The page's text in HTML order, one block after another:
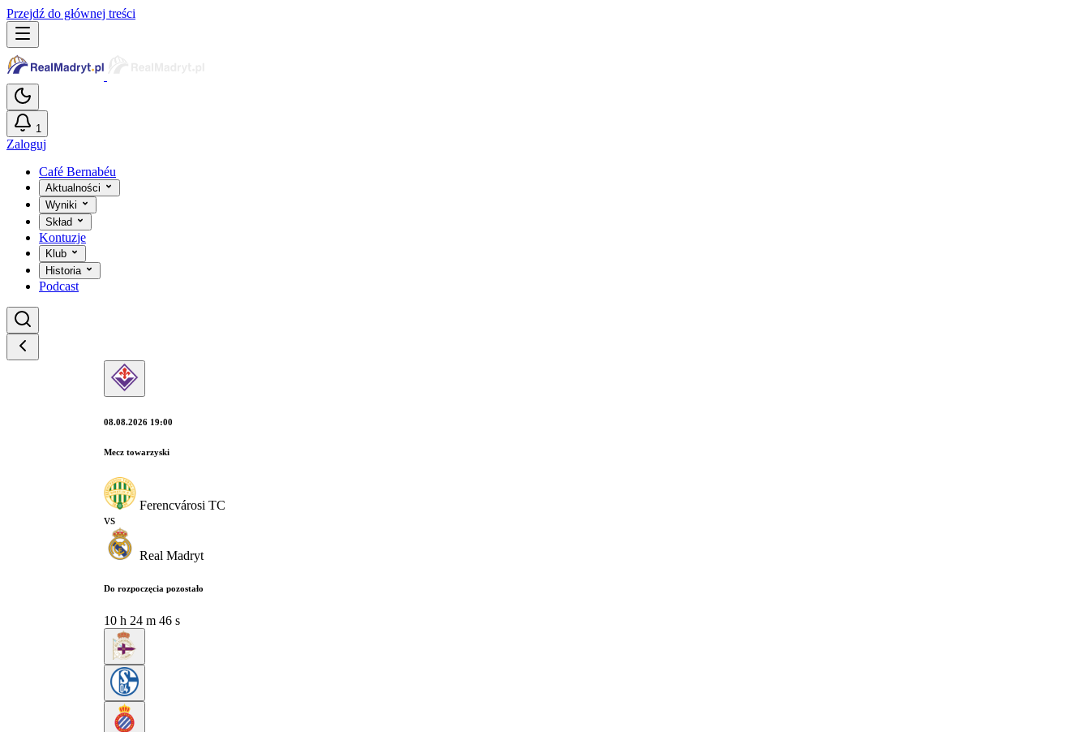
Przejdź do głównej treści
1
Zaloguj
Café Bernabéu
Aktualności
Wyniki
Skład
Kontuzje
Klub
Historia
Podcast
08.08.2026 19:00
Mecz towarzyski
Ferencvárosi TC
vs
Real Madryt
Do rozpoczęcia pozostało
10 h 24 m 45 s